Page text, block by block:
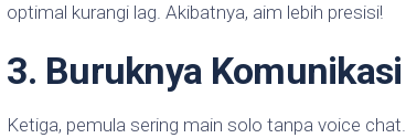
optimal kurangi lag. Akibatnya, aim lebih presisi!
3. Buruknya
Ketiga, pemula sering main solo tanpa voice